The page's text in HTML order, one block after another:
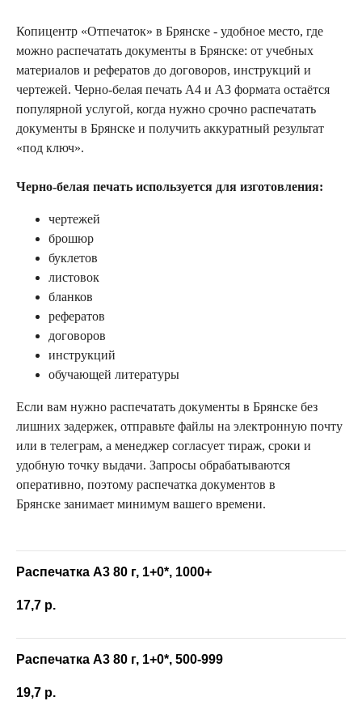
Копицентр «Отпечаток» в Брянске - удобное место, где
можно распечатать документы в Брянске: от учебных
материалов и рефератов до договоров, инструкций и
чертежей. Черно-белая печать А4 и А3 формата остаётся
популярной услугой, когда нужно срочно распечатать
документы в Брянске и получить аккуратный результат
«под ключ».
Черно-белая печать используется для изготовления:
чертежей
брошюр
буклетов
листовок
бланков
рефератов
договоров
инструкций
обучающей литературы
Если вам нужно распечатать документы в Брянске без
лишних задержек, отправьте файлы на электронную почту
или в телеграм, а менеджер согласует тираж, сроки и
удобную точку выдачи. Запросы обрабатываются
оперативно, поэтому распечатка документов в
Брянске занимает минимум вашего времени.
Распечатка А3 80 г, 1+0*, 1000+
17,7 р.
Распечатка А3 80 г, 1+0*, 500-999
19,7 р.